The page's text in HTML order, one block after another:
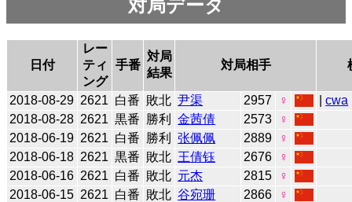
対局データ
日付
レー
ティ
ング
手番
対局
結果
対局相手
2018-08-29 2621 白番 敗北 尹渠 2957 ♀ |cwa
2018-08-28 2621 黒番 勝利 金茜倩 2573
♀
2018-06-19 2621 白番 勝利 张佩佩 2889
♀
2018-06-18 2621 黒番 敗北 王倩钰 2676
♀
2018-06-16 2621 白番 敗北 元杰 2815
♀
2018-06-15 2621 白番 敗北 谷宛珊 2866
♀